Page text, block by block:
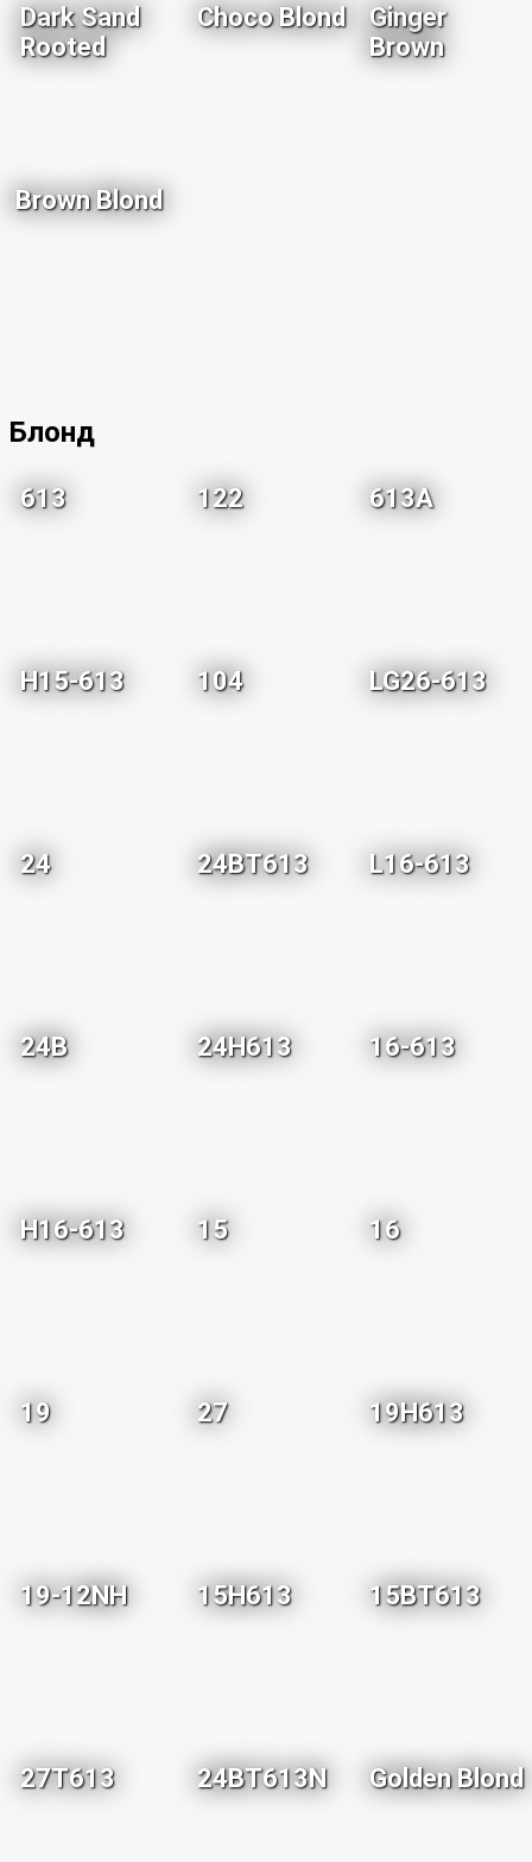
Dark Sand
Rooted
Choco Blond
Ginger
Brown
Brown Blond
Блонд
613 122 613A
H15-613 104 LG26-613
24 24BT613 L16-613
24B 24H613 16-613
H16-613 15 16
19 27 19H613
19-12NH 15H613 15BT613
27T613 24BT613N Golden Blond